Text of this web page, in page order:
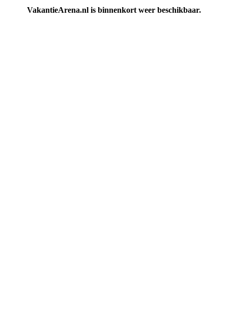
VakantieArena.nl is binnenkort weer beschikbaar.